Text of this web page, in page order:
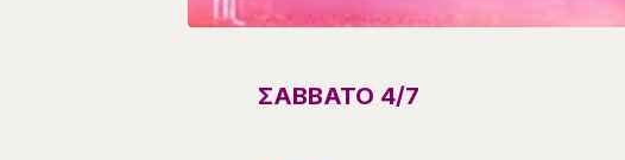
ΣΑΒΒΑΤΟ 4/7